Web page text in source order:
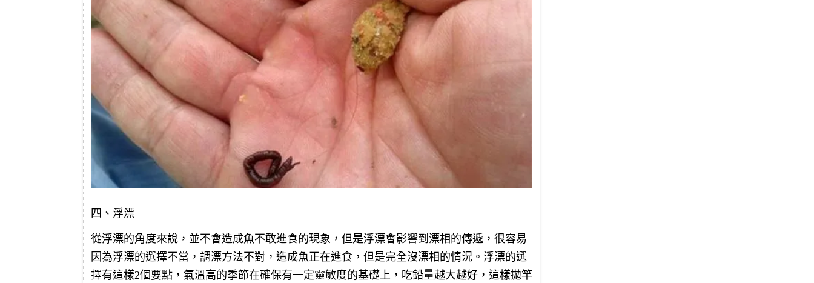
四、浮漂
從浮漂的角度來說，並不會造成魚不敢進食的現象，但是浮漂會影響到漂相的傳遞，很容易
因為浮漂的選擇不當，調漂方法不對，造成魚正在進食，但是完全沒漂相的情況。浮漂的選
擇有這樣2個要點，氣溫高的季節在確保有一定靈敏度的基礎上，吃鉛量越大越好，這樣拋竿